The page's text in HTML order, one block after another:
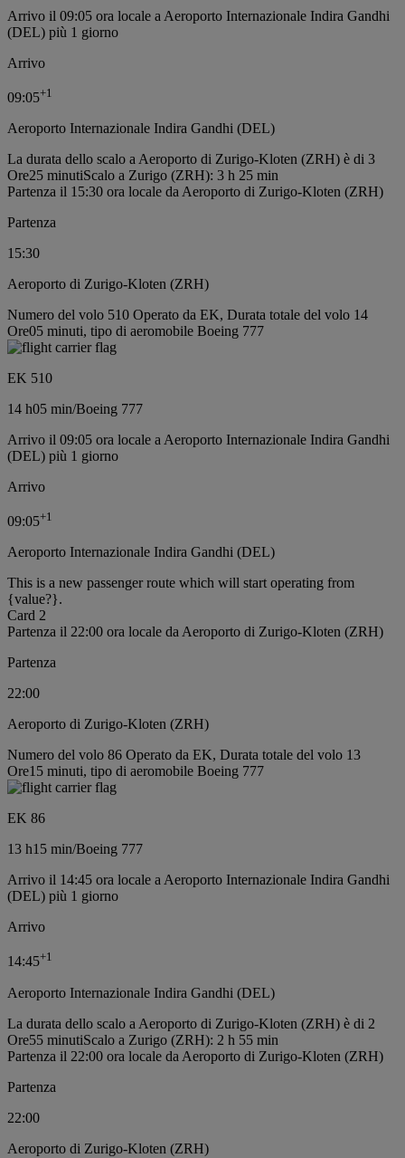
Arrivo il 09:05 ora locale a Aeroporto Internazionale Indira Gandhi
(DEL) più 1 giorno
Arrivo
09:05+1
Aeroporto Internazionale Indira Gandhi (DEL)
La durata dello scalo a Aeroporto di Zurigo-Kloten (ZRH) è di 3
Ore25 minutiScalo a Zurigo (ZRH): 3 h 25 min
Partenza il 15:30 ora locale da Aeroporto di Zurigo-Kloten (ZRH)
Partenza
15:30
Aeroporto di Zurigo-Kloten (ZRH)
Numero del volo 510 Operato da EK, Durata totale del volo 14
Ore05 minuti, tipo di aeromobile Boeing 777
EK 510
14 h05 min/Boeing 777
Arrivo il 09:05 ora locale a Aeroporto Internazionale Indira Gandhi
(DEL) più 1 giorno
Arrivo
09:05+1
Aeroporto Internazionale Indira Gandhi (DEL)
This is a new passenger route which will start operating from
{value?}.
Card 2
Partenza il 22:00 ora locale da Aeroporto di Zurigo-Kloten (ZRH)
Partenza
22:00
Aeroporto di Zurigo-Kloten (ZRH)
Numero del volo 86 Operato da EK, Durata totale del volo 13
Ore15 minuti, tipo di aeromobile Boeing 777
EK 86
13 h15 min/Boeing 777
Arrivo il 14:45 ora locale a Aeroporto Internazionale Indira Gandhi
(DEL) più 1 giorno
Arrivo
14:45+1
Aeroporto Internazionale Indira Gandhi (DEL)
La durata dello scalo a Aeroporto di Zurigo-Kloten (ZRH) è di 2
Ore55 minutiScalo a Zurigo (ZRH): 2 h 55 min
Partenza il 22:00 ora locale da Aeroporto di Zurigo-Kloten (ZRH)
Partenza
22:00
Aeroporto di Zurigo-Kloten (ZRH)